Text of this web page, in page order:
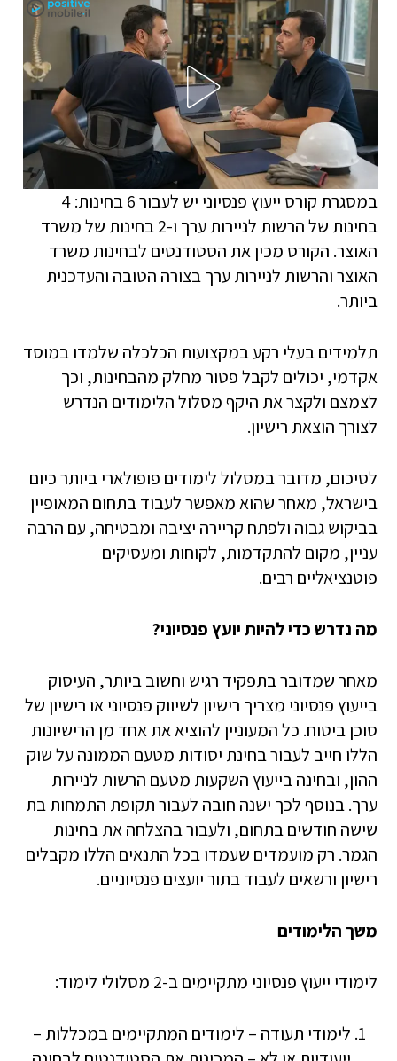
במסגרת קורס ייעוץ פנסיוני יש לעבור 6 בחינות: 4
בחינות של הרשות לניירות ערך ו-2 בחינות של משרד
האוצר. הקורס מכין את הסטודנטים לבחינות משרד
האוצר והרשות לניירות ערך בצורה הטובה והעדכנית
ביותר.
תלמידים בעלי רקע במקצועות הכלכלה שלמדו במוסד
אקדמי, יכולים לקבל פטור מחלק מהבחינות, וכך
לצמצם ולקצר את היקף מסלול הלימודים הנדרש
לצורך הוצאת רישיון.
לסיכום, מדובר במסלול לימודים פופולארי ביותר כיום
בישראל, מאחר שהוא מאפשר לעבוד בתחום המאופיין
בביקוש גבוה ולפתח קריירה יציבה ומבטיחה, עם הרבה
עניין, מקום להתקדמות, לקוחות ומעסיקים
פוטנציאליים רבים.
מה נדרש כדי להיות יועץ פנסיוני?
מאחר שמדובר בתפקיד רגיש וחשוב ביותר, העיסוק
בייעוץ פנסיוני מצריך רישיון לשיווק פנסיוני או רישיון של
סוכן ביטוח. כל המעוניין להוציא את אחד מן הרישיונות
הללו חייב לעבור בחינת יסודות מטעם הממונה על שוק
ההון, ובחינה בייעוץ השקעות מטעם הרשות לניירות
ערך. בנוסף לכך ישנה חובה לעבור תקופת התמחות בת
שישה חודשים בתחום, ולעבור בהצלחה את בחינות
הגמר. רק מועמדים שעמדו בכל התנאים הללו מקבלים
רישיון ורשאים לעבוד בתור יועצים פנסיוניים.
משך הלימודים
לימודי ייעוץ פנסיוני מתקיימים ב-2 מסלולי לימוד:
לימודי תעודה – לימודים המתקיימים במכללות –